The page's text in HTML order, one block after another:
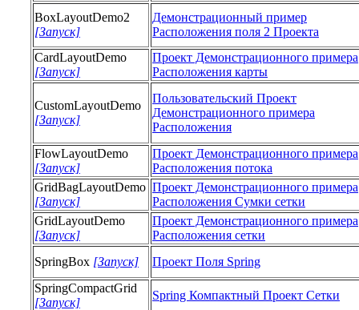
BoxLayoutDemo2
[Запуск]
Демонстрационный пример
Расположения поля 2 Проекта
CardLayoutDemo
[Запуск]
Проект Демонстрационного примера
Расположения карты
CustomLayoutDemo
[Запуск]
Пользовательский Проект
Демонстрационного примера
Расположения
FlowLayoutDemo
[Запуск]
Проект Демонстрационного примера
Расположения потока
GridBagLayoutDemo
[Запуск]
Проект Демонстрационного примера
Расположения Сумки сетки
GridLayoutDemo
[Запуск]
Проект Демонстрационного примера
Расположения сетки
SpringBox [Запуск]
Проект Поля Spring
SpringCompactGrid
[Запуск]
Spring Компактный Проект Сетки